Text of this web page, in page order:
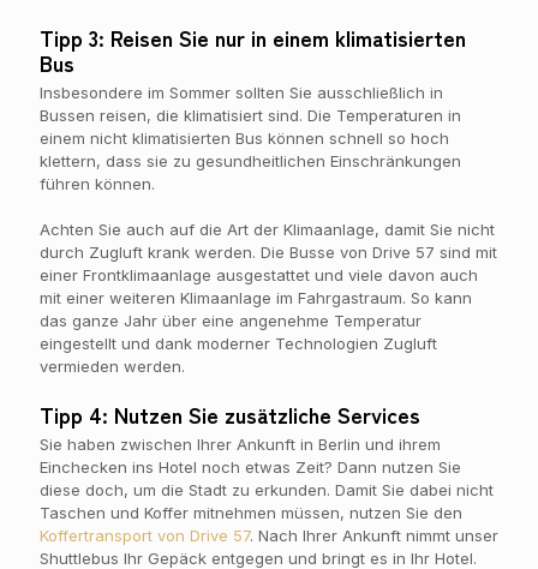
Tipp 3: Reisen Sie nur in einem klimatisierten
Bus
Insbesondere im Sommer sollten Sie ausschließlich in
Bussen reisen, die klimatisiert sind. Die Temperaturen in
einem nicht klimatisierten Bus können schnell so hoch
klettern, dass sie zu gesundheitlichen Einschränkungen
führen können.
Achten Sie auch auf die Art der Klimaanlage, damit Sie nicht
durch Zugluft krank werden. Die Busse von Drive 57 sind mit
einer Frontklimaanlage ausgestattet und viele davon auch
mit einer weiteren Klimaanlage im Fahrgastraum. So kann
das ganze Jahr über eine angenehme Temperatur
eingestellt und dank moderner Technologien Zugluft
vermieden werden.
Tipp 4: Nutzen Sie zusätzliche Services
Sie haben zwischen Ihrer Ankunft in Berlin und ihrem
Einchecken ins Hotel noch etwas Zeit? Dann nutzen Sie
diese doch, um die Stadt zu erkunden. Damit Sie dabei nicht
Taschen und Koffer mitnehmen müssen, nutzen Sie den
Koffertransport von Drive 57. Nach Ihrer Ankunft nimmt unser
Shuttlebus Ihr Gepäck entgegen und bringt es in Ihr Hotel.